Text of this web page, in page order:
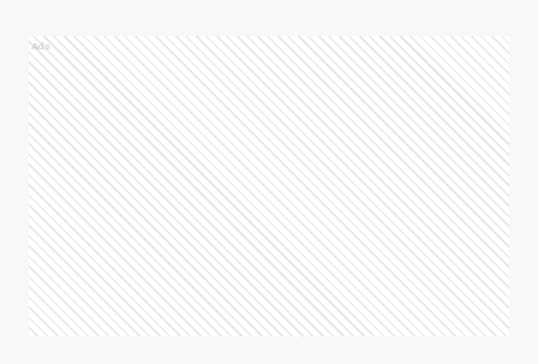
Ads